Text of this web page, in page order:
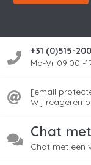
Heeft je
Wij zijn
voor je
deze zo
blijven! Bij
storingen
met ons
+31 (0)515-
Ma-Vr 09:00 -
[email
Wij reageren
Chat
Chat met een